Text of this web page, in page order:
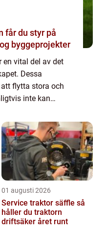
byggeprojekter
en vital del av det
Dessa
flytta stora och
inte kan
och expe...
01 augusti 2026
Service traktor säffle så
håller du traktorn
driftsäker året runt